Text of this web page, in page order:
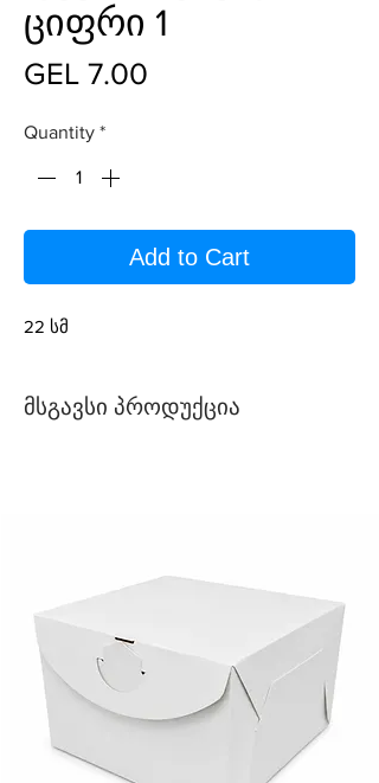
ციფრი 1
GEL 7.00
Quantity *
Add to Cart
22 სმ
მსგავსი პროდუქცია